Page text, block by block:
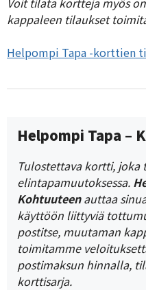
kappaleen tilaukset
Helpompi Tapa -korttien
Helpompi Tapa –
Tulostettava kortti, joka
elintapamuutoksessa.
Kohtuuteen auttaa
käyttöön liittyviä
postitse, muutaman
toimitamme
postimaksun hinnalla,
korttisarja.